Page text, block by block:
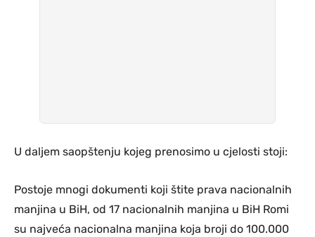
U daljem saopštenju kojeg prenosimo u cjelosti stoji:
Postoje mnogi dokumenti koji štite prava nacionalnih
manjina u BiH, od 17 nacionalnih manjina u BiH Romi
su najveća nacionalna manjina koja broji do 100.000